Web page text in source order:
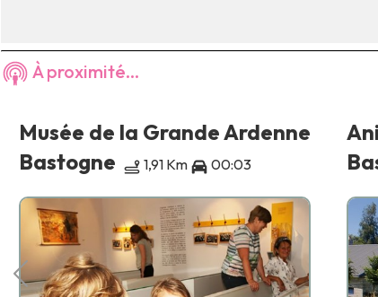
À proximité...
Musée de la Grande Ardenne
Bastogne
1,91 Km 00:03